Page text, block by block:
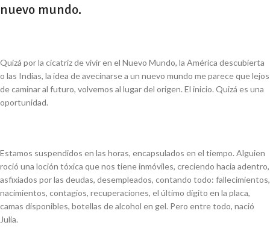
nuevo mundo.
Quizá por la cicatriz de vivir en el Nuevo Mundo, la América descubierta
o las Indias, la idea de avecinarse a un nuevo mundo me parece que lejos
de caminar al futuro, volvemos al lugar del origen. El inicio. Quizá es una
oportunidad.
Estamos suspendidos en las horas, encapsulados en el tiempo. Alguien
roció una loción tóxica que nos tiene inmóviles, creciendo hacia adentro,
asfixiados por las deudas, desempleados, contando todo: fallecimientos,
nacimientos, contagios, recuperaciones, el último dígito en la placa,
camas disponibles, botellas de alcohol en gel. Pero entre todo, nació
Julia.